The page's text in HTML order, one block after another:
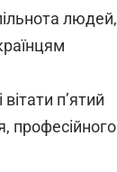
людей,
п’ятий
професійного